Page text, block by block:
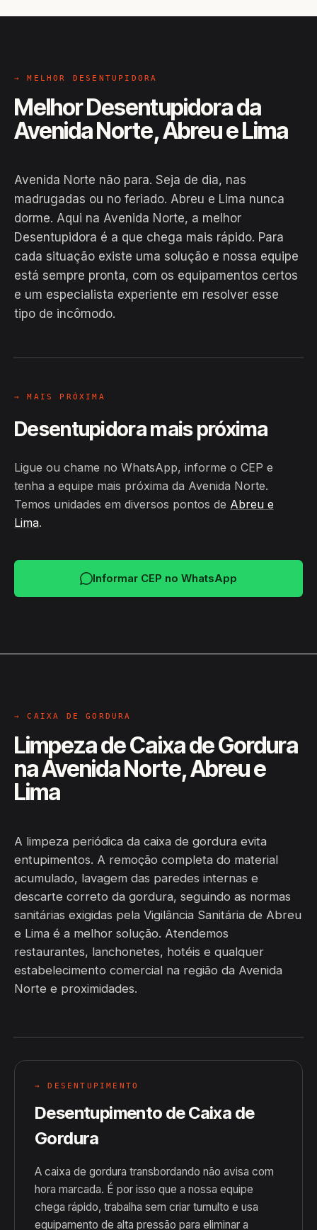
→ MELHOR DESENTUPIDORA
Melhor Desentupidora da
Avenida Norte, Abreu e Lima
Avenida Norte não para. Seja de dia, nas
madrugadas ou no feriado. Abreu e Lima nunca
dorme. Aqui na Avenida Norte, a melhor
Desentupidora é a que chega mais rápido. Para
cada situação existe uma solução e nossa equipe
está sempre pronta, com os equipamentos certos
e um especialista experiente em resolver esse
tipo de incômodo.
Hiroshiro · Avenida Norte, Abreu e
→ MAIS PRÓXIMA
Desentupidora mais próxima
Ligue ou chame no WhatsApp, informe o CEP e
tenha a equipe mais próxima da Avenida Norte.
Temos unidades em diversos pontos de Abreu e
Lima.
Informar CEP no WhatsApp
→ CAIXA DE GORDURA
Limpeza de Caixa de Gordura
na Avenida Norte, Abreu e
Lima
A limpeza periódica da caixa de gordura evita
entupimentos. A remoção completa do material
acumulado, lavagem das paredes internas e
descarte correto da gordura, seguindo as normas
sanitárias exigidas pela Vigilância Sanitária de Abreu
e Lima é a melhor solução. Atendemos
restaurantes, lanchonetes, hotéis e qualquer
estabelecimento comercial na região da Avenida
Norte e proximidades.
→ DESENTUPIMENTO
Desentupimento de Caixa de
Gordura
A caixa de gordura transbordando não avisa com
hora marcada. É por isso que a nossa equipe
chega rápido, trabalha sem criar tumulto e usa
equipamento de alta pressão para eliminar a